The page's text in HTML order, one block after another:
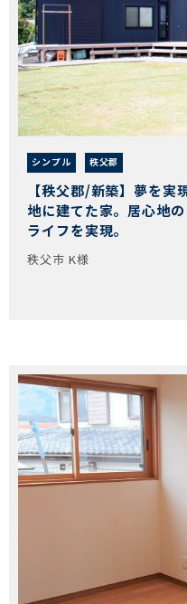
シンプル 秩父郡
【秩父郡/新築】夢を実
地に建てた家。居心地
ライフを実現。
秩父市 K様